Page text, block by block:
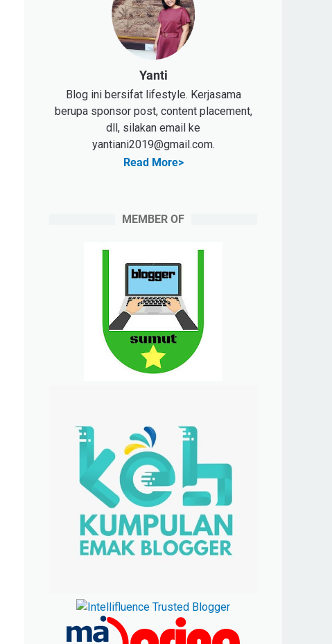
Yanti
Blog ini bersifat lifestyle. Kerjasama
berupa sponsor post, content placement,
dll, silakan email ke
yantiani2019@gmail.com.
Read More>
MEMBER OF